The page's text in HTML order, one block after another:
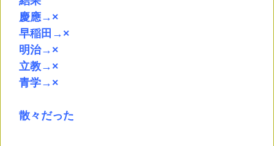
慶應→×
早稲田→×
明治→×
立教→×
青学→×
散々だった